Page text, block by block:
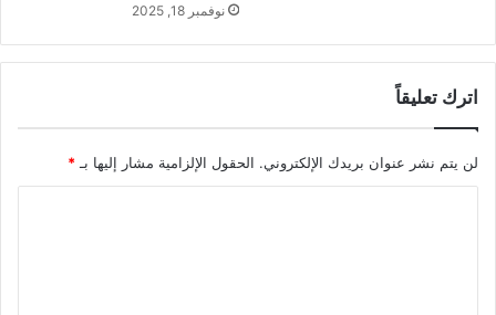
نوفمبر 18, 2025
اترك تعليقاً
لن يتم نشر عنوان بريدك الإلكتروني. الحقول الإلزامية مشار إليها بـ *